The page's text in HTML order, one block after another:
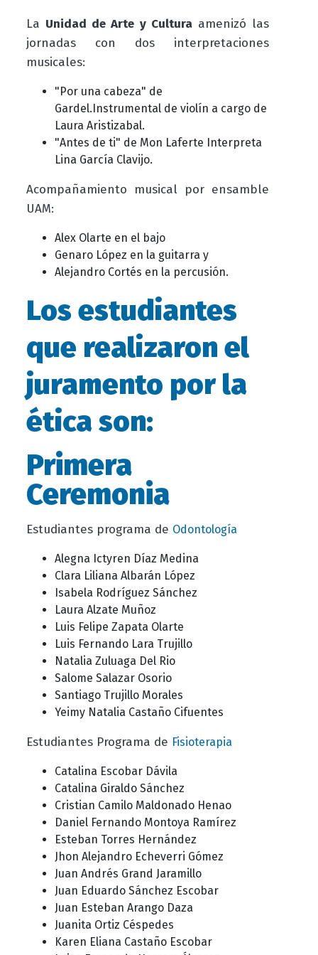
La Unidad de Arte y Culturaamenizó las
jornadas con dos interpretaciones
musicales:
"Por una cabeza" de
Gardel.Instrumental de violín a cargo de
Laura Aristizabal.
"Antes de ti" de Mon Laferte Interpreta
Lina García Clavijo.
Acompañamiento musical por ensamble
UAM:
Alex Olarte en el bajo
Genaro López en la guitarra y
Alejandro Cortés en la percusión.
Los estudiantes
que realizaron el
juramento por la
ética son:
Primera
Ceremonia
Estudiantes programa de Odontología
Alegna Ictyren Díaz Medina
Clara Liliana Albarán López
Isabela Rodríguez Sánchez
Laura Alzate Muñoz
Luis Felipe Zapata Olarte
Luis Fernando Lara Trujillo
Natalia Zuluaga Del Rio
Salome Salazar Osorio
Santiago Trujillo Morales
Yeimy Natalia Castaño Cifuentes
Estudiantes Programa de Fisioterapia
Catalina Escobar Dávila
Catalina Giraldo Sánchez
Cristian Camilo Maldonado Henao
Daniel Fernando Montoya Ramírez
Esteban Torres Hernández
Jhon Alejandro Echeverri Gómez
Juan Andrés Grand Jaramillo
Juan Eduardo Sánchez Escobar
Juan Esteban Arango Daza
Juanita Ortiz Céspedes
Karen Eliana Castaño Escobar